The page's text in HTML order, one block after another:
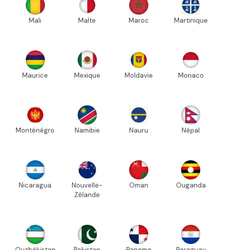
Mali Malte Maroc Martinique
Maurice Mexique Moldavie Monaco
Monténégro Namibie Nauru Népal
Nicaragua
Nouvelle-
Zélande
Oman Ouganda